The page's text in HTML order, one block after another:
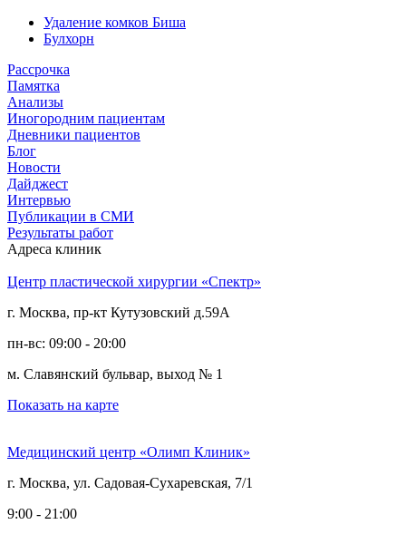
Удаление комков Биша
Булхорн
Рассрочка
Памятка
Анализы
Иногородним пациентам
Дневники пациентов
Блог
Новости
Дайджест
Интервью
Публикации в СМИ
Результаты работ
Адреса клиник
Центр пластической хирургии «Спектр»
г. Москва, пр-кт Кутузовский д.59А
пн-вс: 09:00 - 20:00
м. Славянский бульвар, выход № 1
Показать на карте
Медицинский центр «Олимп Клиник»
г. Москва, ул. Садовая-Сухаревская, 7/1
9:00 - 21:00